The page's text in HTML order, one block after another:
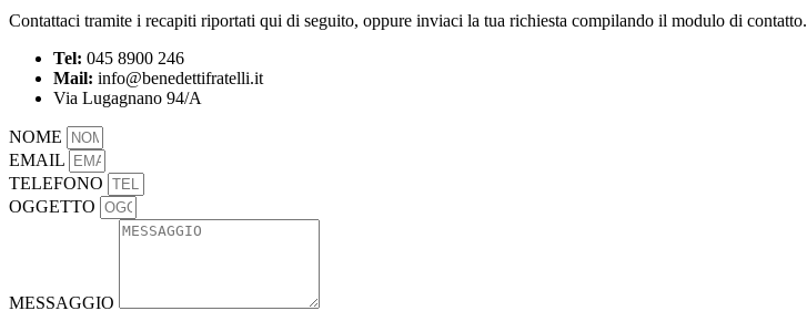
Contattaci tramite i recapiti riportati qui di seguito, oppure inviaci la tua richiesta compilando il modulo di contatto.
Tel: 045 8900 246
Mail: info@benedettifratelli.it
Via Lugagnano 94/A
NOME
EMAIL
TELEFONO
OGGETTO
MESSAGGIO